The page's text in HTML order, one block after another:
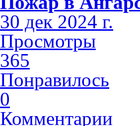
30 дек 2024 г.
Просмотры
365
Понравилось
0
Комментарии